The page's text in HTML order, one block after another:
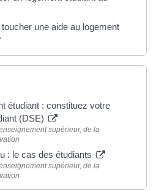
une aide au logement
étudiant : constituez votre
(DSE)
supérieur, de la
: le cas des étudiants
supérieur, de la